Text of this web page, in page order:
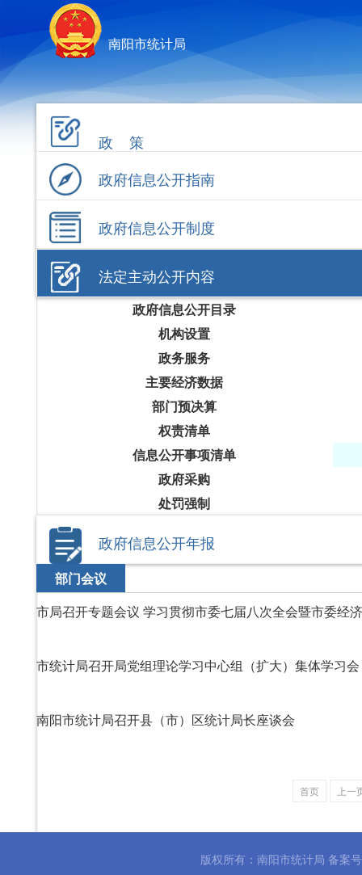
南阳市统计局
政 策
政府信息公开指南
政府信息公开制度
法定主动公开内容
政府信息公开目录
机构设置
政务服务
主要经济数据
部门预决算
权责清单
信息公开事项清单
政府采购
处罚强制
政府信息公开年报
部门会议
市局召开专题会议 学习贯彻市委七届八次全会暨市委经
市统计局召开局党组理论学习中心组（扩大）集体学习会
南阳市统计局召开县（市）区统计局长座谈会
首页 上一
版权所有：南阳市统计局 备案